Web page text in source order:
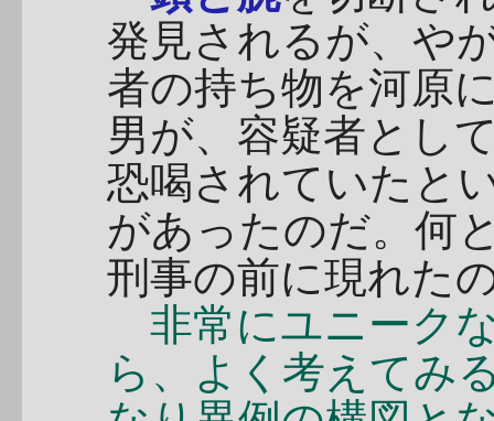
発見されるが、や
者の持ち物を河原
男が、容疑者とし
恐喝されていたと
があったのだ。何
刑事の前に現れた
非常にユニーク
ら、よく考えてみ